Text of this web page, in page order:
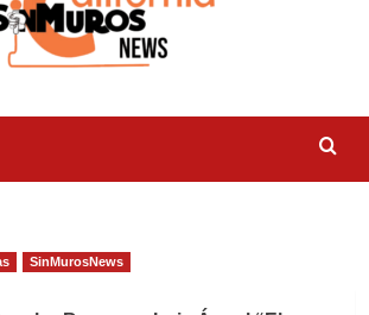
SinMurosNews